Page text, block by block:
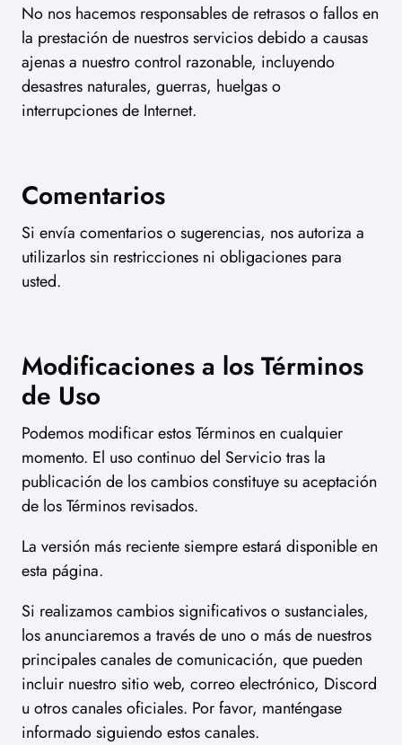
No nos hacemos responsables de retrasos o fallos en
la prestación de nuestros servicios debido a causas
ajenas a nuestro control razonable, incluyendo
desastres naturales, guerras, huelgas o
interrupciones de Internet.
Comentarios
Si envía comentarios o sugerencias, nos autoriza a
utilizarlos sin restricciones ni obligaciones para
usted.
Modificaciones a los Términos
de Uso
Podemos modificar estos Términos en cualquier
momento. El uso continuo del Servicio tras la
publicación de los cambios constituye su aceptación
de los Términos revisados.
La versión más reciente siempre estará disponible en
esta página.
Si realizamos cambios significativos o sustanciales,
los anunciaremos a través de uno o más de nuestros
principales canales de comunicación, que pueden
incluir nuestro sitio web, correo electrónico, Discord
u otros canales oficiales. Por favor, manténgase
informado siguiendo estos canales.